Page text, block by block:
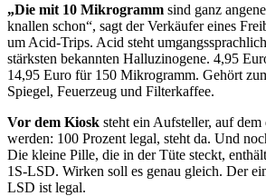
„Die mit 10 Mikrogramm sind ganz
knallen schon“, sagt der Verkäufer eines
um Acid-Trips. Acid steht
stärksten bekannten Halluzinogene. 4,95
14,95 Euro für 150 Mikrogramm. Gehört
Spiegel, Feuerzeug und Filterkaffee.
Vor dem Kiosk steht ein Aufsteller, auf
werden: 100 Prozent legal, steht da. Und
Die kleine Pille, die in der Tüte steckt,
1S-LSD. Wirken soll es genau gleich. Der
LSD ist legal.